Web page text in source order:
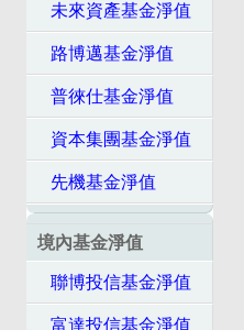
未來資產基金淨值
路博邁基金淨值
普徠仕基金淨值
資本集團基金淨值
先機基金淨值
境內基金淨值
聯博投信基金淨值
富達投信基金淨值